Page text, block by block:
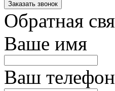
Обратная
Ваше имя
Ваш телефон